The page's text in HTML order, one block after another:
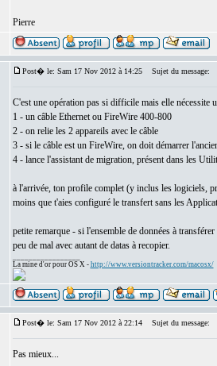
Pierre
Post� le: Sam 17 Nov 2012 à 14:25 Sujet du message:
C'est une opération pas si difficile mais elle nécessite
1 - un câble Ethernet ou FireWire 400-800
2 - on relie les 2 appareils avec le câble
3 - si le câble est un FireWire, on doit démarrer
4 - lance l'assistant de migration, présent dans les
à l'arrivée, ton profile complet (y inclus les logiciels,
moins que t'aies configuré le transfert sans les
petite remarque - si l'ensemble de données à
peu de mal avec autant de datas à recopier.
La mine d'or pour OS X - http://www.versiontracker.com/macosx/
Post� le: Sam 17 Nov 2012 à 22:14 Sujet du message:
Pas mieux...